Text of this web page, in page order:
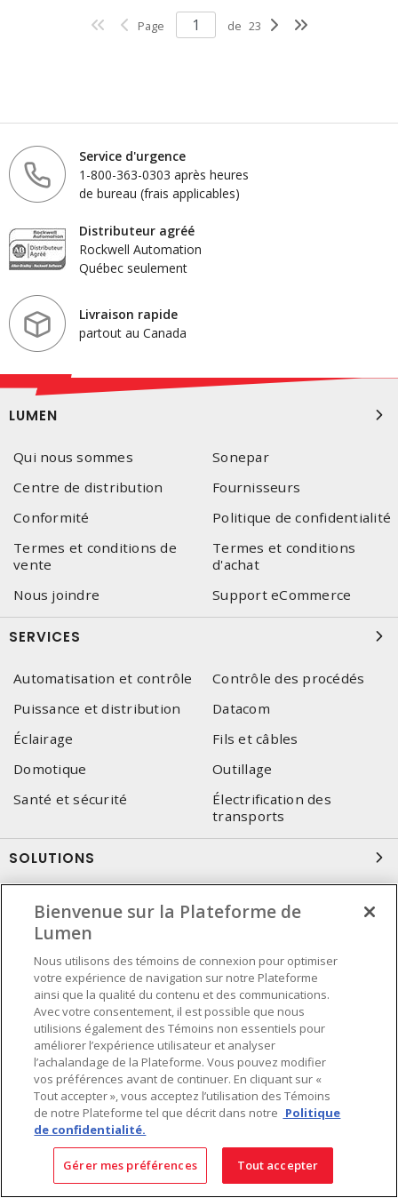
Page de 23
Service d'urgence
1-800-363-0303 après heures
de bureau (frais applicables)
Distributeur agréé
Rockwell Automation
Québec seulement
Livraison rapide
partout au Canada
LUMEN
Qui nous sommes
Sonepar
Centre de distribution
Fournisseurs
Conformité
Politique de confidentialité
Termes et conditions de
vente
Termes et conditions
d'achat
Nous joindre
Support eCommerce
SERVICES
Automatisation et contrôle
Contrôle des procédés
Puissance et distribution
Datacom
Éclairage
Fils et câbles
Domotique
Outillage
Santé et sécurité
Électrification des
transports
SOLUTIONS
Assurance inventaire
Conteneur sécurisé
Entente corporative
Service pour consultant-
intégrateur
Services techniques Lumen
SIÈGE SOCIAL
4655, Autoroute 440 Ouest
Laval, QC, H7P 5P9
:450 688-9249
Sans frais:
1 800 599-9249
:450 686-1444
Bienvenue sur la Plateforme de
Lumen
Nous utilisons des témoins de connexion pour optimiser
votre expérience de navigation sur notre Plateforme
ainsi que la qualité du contenu et des communications.
Avec votre consentement, il est possible que nous
utilisions également des Témoins non essentiels pour
améliorer l’expérience utilisateur et analyser
l’achalandage de la Plateforme. Vous pouvez modifier
vos préférences avant de continuer. En cliquant sur «
Tout accepter », vous acceptez l’utilisation des Témoins
de notre Plateforme tel que décrit dans notre Politique
de confidentialité.
Gérer mes préférences Tout accepter